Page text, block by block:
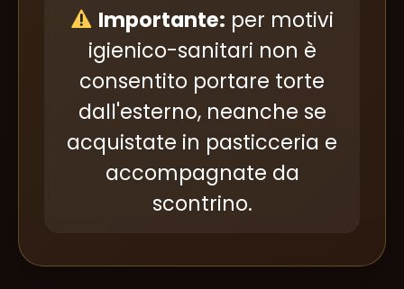
Importante: per motivi
igienico-sanitari non è
consentito portare torte
dall'esterno, neanche se
acquistate in pasticceria e
accompagnate da
scontrino.